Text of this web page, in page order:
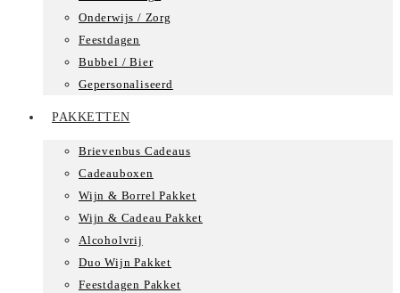
Onderwijs / Zorg
Feestdagen
Bubbel / Bier
Gepersonaliseerd
PAKKETTEN
Brievenbus Cadeaus
Cadeauboxen
Wijn & Borrel Pakket
Wijn & Cadeau Pakket
Alcoholvrij
Duo Wijn Pakket
Feestdagen Pakket